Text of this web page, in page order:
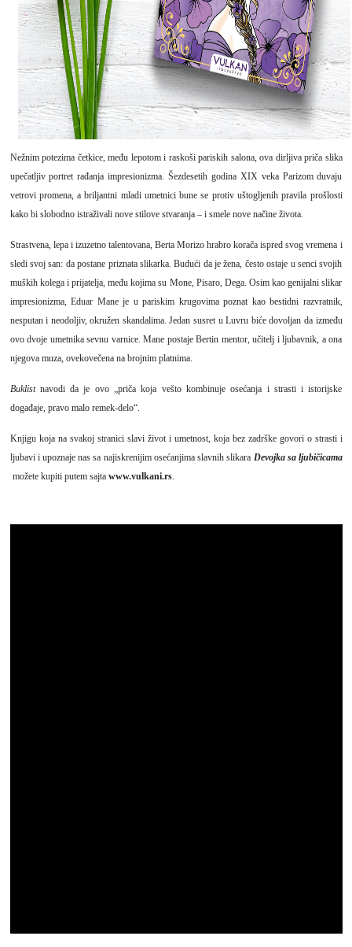
Nežnim potezima četkice, među lepotom i raskoši pariskih salona, ova dirljiva priča slika
upečatljiv portret rađanja impresionizma. Šezdesetih godina XIX veka Parizom duvaju
vetrovi promena, a briljantni mladi umetnici bune se protiv uštogljenih pravila prošlosti
kako bi slobodno istraživali nove stilove stvaranja – i smele nove načine života.
Strastvena, lepa i izuzetno talentovana, Berta Morizo hrabro korača ispred svog vremena i
sledi svoj san: da postane priznata slikarka. Budući da je žena, često ostaje u senci svojih
muških kolega i prijatelja, među kojima su Mone, Pisaro, Dega. Osim kao genijalni slikar
impresionizma, Eduar Mane je u pariskim krugovima poznat kao bestidni razvratnik,
nesputan i neodoljiv, okružen skandalima. Jedan susret u Luvru biće dovoljan da između
ovo dvoje umetnika sevnu varnice. Mane postaje Bertin mentor, učitelj i ljubavnik, a ona
njegova muza, ovekovečena na brojnim platnima.
Buklistnavodi da je ovo „priča koja vešto kombinuje osećanja i strasti i istorijske
događaje, pravo malo remek-delo“.
Knjigu koja na svakoj stranici slavi život i umetnost, koja bez zadrške govori o strasti i
ljubavi i upoznaje nas sa najiskrenijim osećanjima slavnih slikara Devojka sa ljubičicama
možete kupiti putem sajta www.vulkani.rs.